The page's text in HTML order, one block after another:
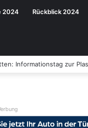
2024 Rückblick 2024
Informationstag zur